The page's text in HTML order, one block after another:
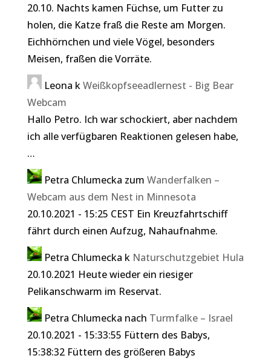
20.10. Nachts kamen Füchse, um Futter zu
holen, die Katze fraß die Reste am Morgen.
Eichhörnchen und viele Vögel, besonders
Meisen, fraßen die Vorräte.
Leona kWeißkopfseeadlernest - Big Bear
Webcam
Hallo Petro. Ich war schockiert, aber nachdem
ich alle verfügbaren Reaktionen gelesen habe,
…
Petra Chlumecka zum Wanderfalken –
Webcam aus dem Nest in Minnesota
20.10.2021 - 15:25 CEST Ein Kreuzfahrtschiff
fährt durch einen Aufzug, Nahaufnahme.
Petra Chlumecka k Naturschutzgebiet Hula
20.10.2021 Heute wieder ein riesiger
Pelikanschwarm im Reservat.
Petra Chlumecka nach Turmfalke – Israel
20.10.2021 - 15:33:55 Füttern des Babys,
15:38:32 Füttern des größeren Babys